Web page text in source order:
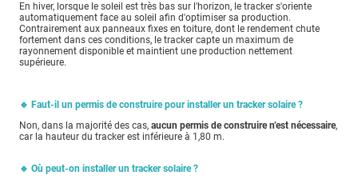
En hiver, lorsque le soleil est très bas sur l'horizon, le tracker s'oriente
automatiquement face au soleil afin d'optimiser sa production.
Contrairement aux panneaux fixes en toiture, dont le rendement chute
fortement dans ces conditions, le tracker capte un maximum de
rayonnement disponible et maintient une production nettement
supérieure.
🔹 Faut-il un permis de construire pour installer un tracker solaire ?
Non, dans la majorité des cas, aucun permis de construire n’est nécessaire,
car la hauteur du tracker est inférieure à 1,80 m.
🔹 Où peut-on installer un tracker solaire ?